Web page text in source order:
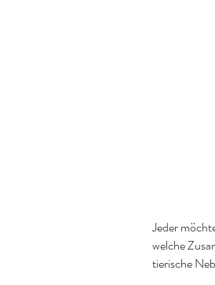
Jeder
welche
tierische